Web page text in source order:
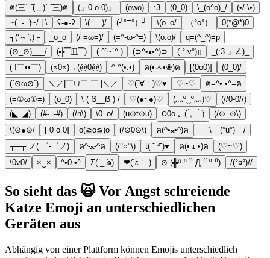
ฅ(三´ ͡ (ェ)´ ͡ 三)ฅ
(」0 o 0)」 (owo) :3 (0_0) \_(o^o)_/
(•/-\•)
~(=-=)~/ | \
ʕ-●-ʔ \(=.=)/ (╯°□°）╯ \(o_o/ （°ο°）
0(*@*)0
┐(‘～`;)┌
_o_o (/ =ω=)/ (=^-ω-^=) \(o.o)/
q=(^_^)=p
(⊙_⊙)___/
(╬▔皿▔) ( ^`~`^ ) (⊃^•ﻌ•^)⊃ ( ° v°)¡¡
_(:3 」∠)_
( !￣••￣)
(×0×)→(@0@) ^ ^(•.•) ฅ(•ㅅ•❀)ฅ [(0o0)]
(0_0)/
(´⊙ω⊙`)
＼／|￣∪￣ ￣ |＼／ ♡(´∀｀)♡♥ ♡~♡
ฅ=^•.•^=ฅ
(=①ω①=)
(o_0) \ ( ẞ__ẞ ) / ♡(●~●)♡ (灬º‿º灬)♡
(//0-0//)
(◣_◢)
(#-_-#) (/n\) \0_o/ (u⊙t⊙u) ౦0o ｡ (‾́。‾́ )
(/⊙_⊙\)
\(⊙●⊙/
[ 0 o 0] o(≧o≦)o (/⊙0⊙\) ฅ(^•ﻌ•^)ฅ
_ _\__(°u°)__/
┬─┬ ノ( ゜-゜ノ)
ฅ^-ﻌ-^ฅ (/°○°\) t( ˘ ³˘)♥ ฅ(• ɪ •)ฅ
(♡~♡)
\0v0/
×‿× ^•0 •^ Σ(-᷅_-᷄๑) ❤(´ε｀ ) ⊙.(╬⁽⁽ ⁰ ⁾⁾ Д ⁽⁽ ⁰ ⁾⁾) /(°¤°)//
So sieht das 🙀 Vor Angst schreiende
Katze Emoji an unterschiedlichen
Geräten aus
Abhängig von einer Plattform können Emojis unterschiedlich